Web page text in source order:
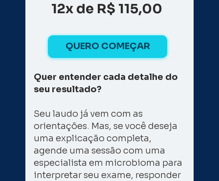
12x de R$ 115,00
QUERO COMEÇAR
Quer entender cada detalhe do
seu resultado?
Seu laudo já vem com as
orientações. Mas, se você deseja
uma explicação completa,
agende uma sessão com uma
especialista em microbioma para
interpretar seu exame, responder